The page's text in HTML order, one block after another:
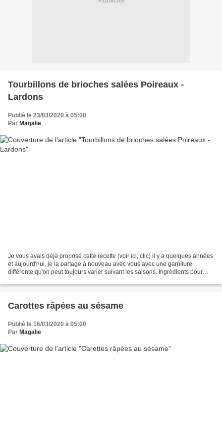
Tourbillons de brioches salées Poireaux -
Lardons
Publié le 23/03/2020 à 05:00
Par Magalie
Je vous avais déjà proposé cette recette (voir ici, clic) il y a quelques années
et aujourd'hui, je la partage à nouveau avec vous avec une garniture
différente qu'on peut toujours varier suivant les saisons. Ingrédients pour
Carottes râpées au sésame
Publié le 16/03/2020 à 05:00
Par Magalie